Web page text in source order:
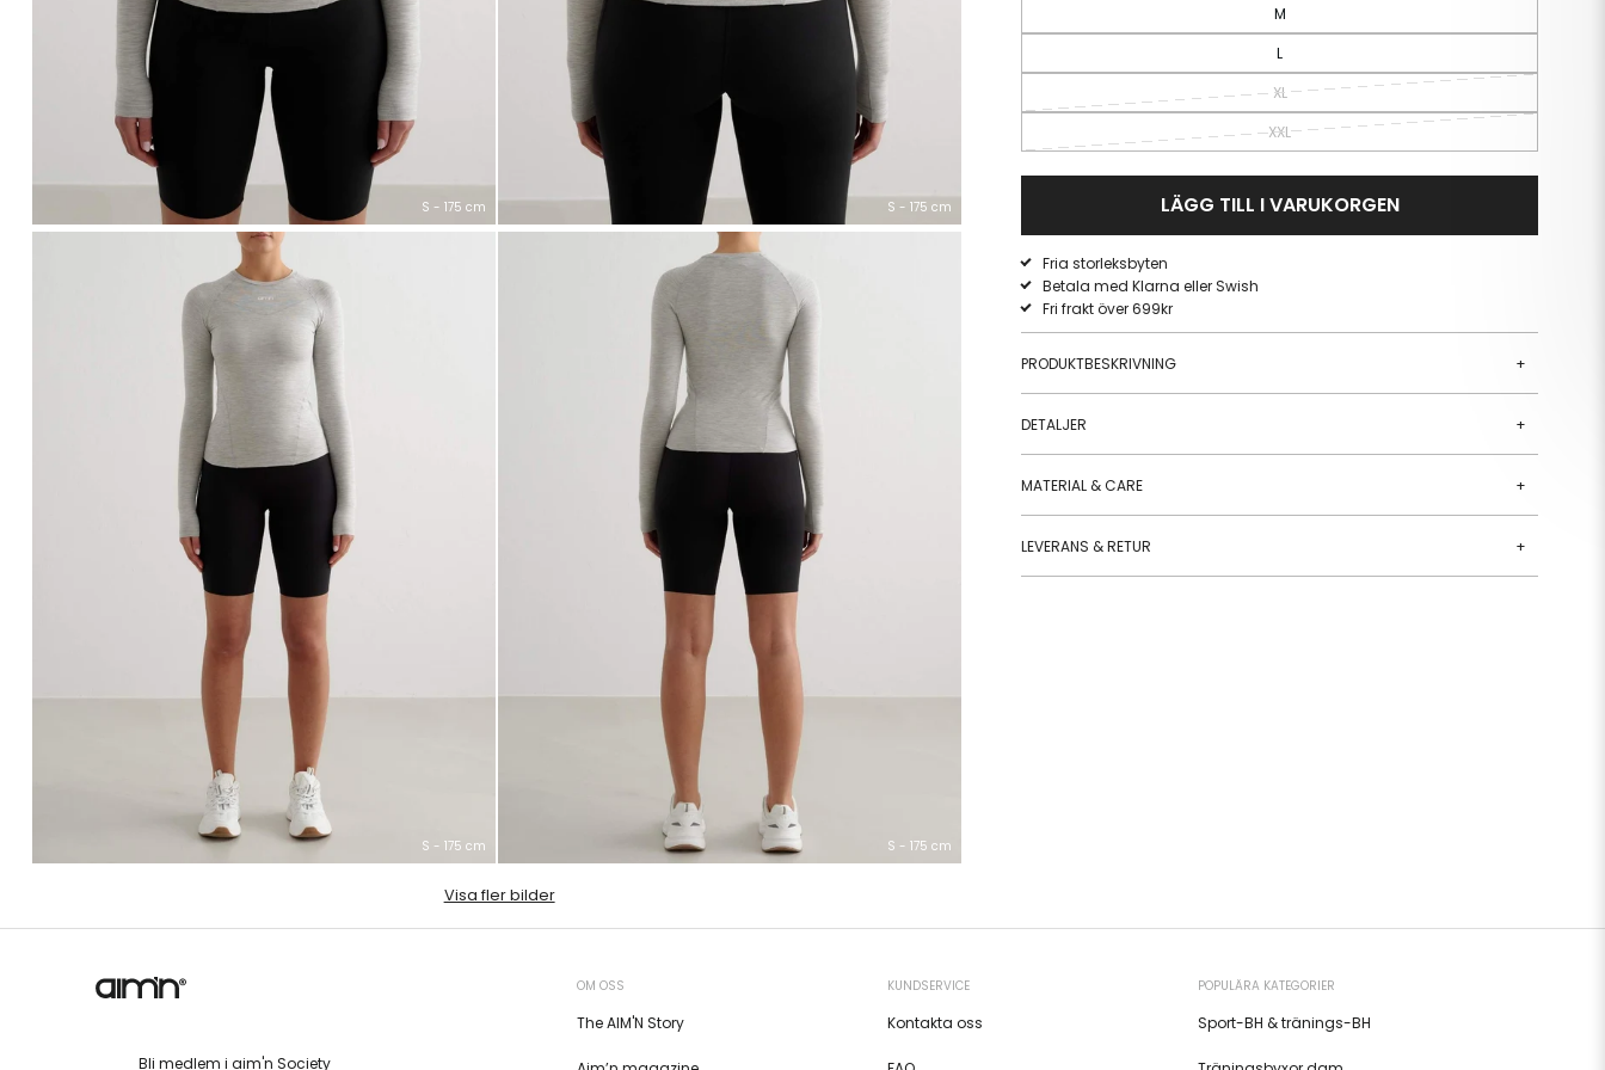
S - 175 cm S - 175 cm
S - 175 cm S - 175 cm
Visa fler bilder
M
L
XL
XXL
LÄGG TILL I VARUKORGEN
Fria storleksbyten
Betala med Klarna eller Swish
Fri frakt över 699kr
PRODUKTBESKRIVNING +
DETALJER +
MATERIAL & CARE +
LEVERANS & RETUR +
Bli medlem i aim'n Society
OM OSS
The AIM'N Story
KUNDSERVICE
Kontakta oss
POPULÄRA KATEGORIER
Sport-BH & tränings-BH